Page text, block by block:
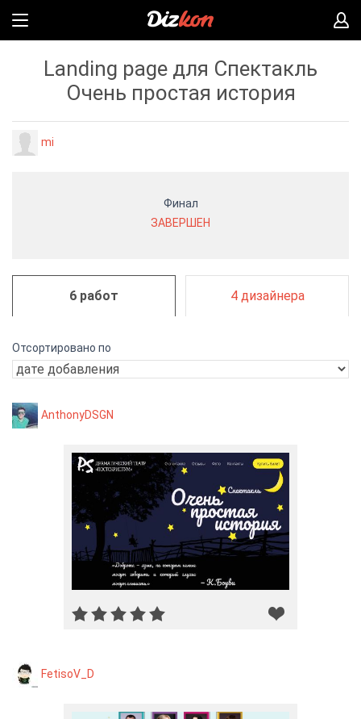
Landing page для Спектакль
Очень простая история
mi
Финал
ЗАВЕРШЕН
6 работ 4 дизайнера
Отсортировано по
AnthonyDSGN
FetisoV_D